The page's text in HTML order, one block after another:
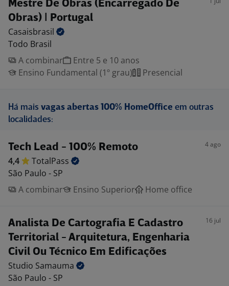
Mestre De Obras (Encarregado De
Obras) | Portugal
Casaisbrasil
Todo Brasil
A combinar
Entre 5 e 10 anos
Ensino Fundamental (1º grau)
Presencial
Há mais vagas abertas 100% HomeOffice em outras
localidades:
Tech Lead - 100% Remoto 4 ago
4,4
TotalPass
São Paulo - SP
A combinar
Ensino Superior Home office
Analista De Cartografia E Cadastro
Territorial - Arquitetura, Engenharia
Civil Ou Técnico Em Edificações
16 jul
Studio Samauma
São Paulo - SP